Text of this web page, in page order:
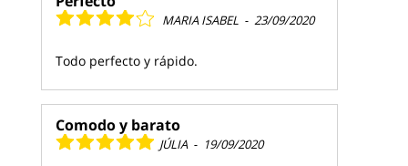
MARIA ISABEL - 23/09/2020
Todo perfecto y rápido.
Comodo y barato
JÚLIA - 19/09/2020